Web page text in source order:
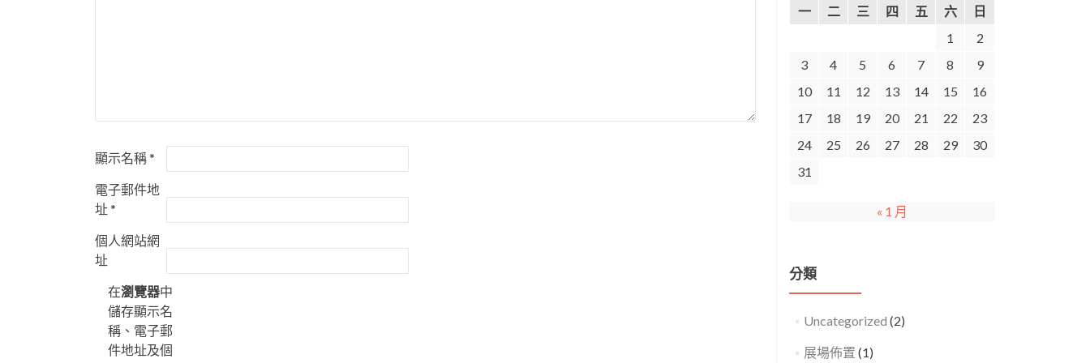
顯示名稱*
電子郵件地
址*
個人網站網
址
在瀏覽器中
儲存顯示名
稱、電子郵
件地址及個
一 二 三 四 五 六
日
1
2
3
4 5 6 7 8
9
10
11 12 13 14 15
16
17
18 19 20 21 22
23
24
25 26 27 28 29
30
31
« 1 月
分類
Uncategorized (2)
展場佈置 (1)